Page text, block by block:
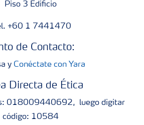
Piso 3 Edificio
+60 1 7441470
de Contacto:
y Conéctate con Yara
Directa de Ética
018009440692, luego digitar
código: 10584